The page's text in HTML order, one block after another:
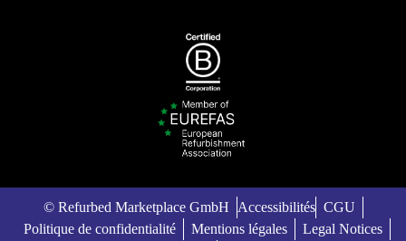
© Refurbed Marketplace GmbH Accessibilités CGU
Politique de confidentialité
Mentions légales Legal Notices